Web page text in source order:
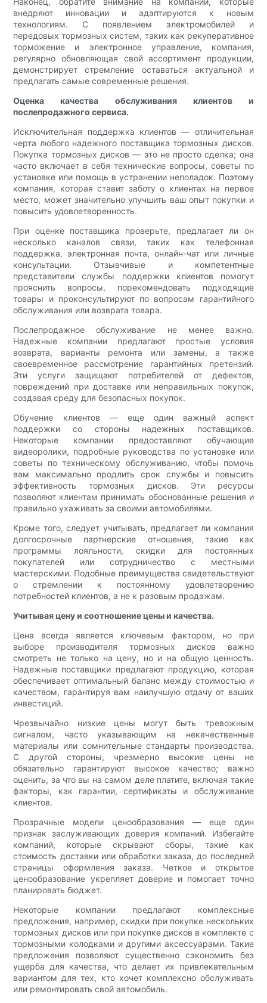
внедряют инновации и адаптируются к новым
технологиям. С появлением электромобилей и
передовых тормозных систем, таких как рекуперативное
торможение и электронное управление, компания,
регулярно обновляющая свой ассортимент продукции,
демонстрирует стремление оставаться актуальной и
предлагать самые современные решения.
Оценка качества обслуживания клиентов и
послепродажного сервиса.
Исключительная поддержка клиентов — отличительная
черта любого надежного поставщика тормозных дисков.
Покупка тормозных дисков — это не просто сделка; она
часто включает в себя технические вопросы, советы по
установке или помощь в устранении неполадок. Поэтому
компания, которая ставит заботу о клиентах на первое
место, может значительно улучшить ваш опыт покупки и
повысить удовлетворенность.
При оценке поставщика проверьте, предлагает ли он
несколько каналов связи, таких как телефонная
поддержка, электронная почта, онлайн-чат или личные
консультации. Отзывчивые и компетентные
представители службы поддержки клиентов помогут
прояснить вопросы, порекомендовать подходящие
товары и проконсультируют по вопросам гарантийного
обслуживания или возврата товара.
Послепродажное обслуживание не менее важно.
Надежные компании предлагают простые условия
возврата, варианты ремонта или замены, а также
своевременное рассмотрение гарантийных претензий.
Эти услуги защищают потребителей от дефектов,
повреждений при доставке или неправильных покупок,
создавая среду для безопасных покупок.
Обучение клиентов — еще один важный аспект
поддержки со стороны надежных поставщиков.
Некоторые компании предоставляют обучающие
видеоролики, подробные руководства по установке или
советы по техническому обслуживанию, чтобы помочь
вам максимально продлить срок службы и повысить
эффективность тормозных дисков. Эти ресурсы
позволяют клиентам принимать обоснованные решения и
правильно ухаживать за своими автомобилями.
Кроме того, следует учитывать, предлагает ли компания
долгосрочные партнерские отношения, такие как
программы лояльности, скидки для постоянных
покупателей или сотрудничество с местными
мастерскими. Подобные преимущества свидетельствуют
о стремлении к постоянному удовлетворению
потребностей клиентов, а не к разовым продажам.
Учитывая цену и соотношение цены и качества.
Цена всегда является ключевым фактором, но при
выборе производителя тормозных дисков важно
смотреть не только на цену, но и на общую ценность.
Надежные поставщики предлагают продукцию, которая
обеспечивает оптимальный баланс между стоимостью и
качеством, гарантируя вам наилучшую отдачу от ваших
инвестиций.
Чрезвычайно низкие цены могут быть тревожным
сигналом, часто указывающим на некачественные
материалы или сомнительные стандарты производства.
С другой стороны, чрезмерно высокие цены не
обязательно гарантируют высокое качество; важно
оценить, за что вы на самом деле платите, включая такие
факторы, как гарантии, сертификаты и обслуживание
клиентов.
Прозрачные модели ценообразования — еще один
признак заслуживающих доверия компаний. Избегайте
компаний, которые скрывают сборы, такие как
стоимость доставки или обработки заказа, до последней
страницы оформления заказа. Четкое и открытое
ценообразование укрепляет доверие и помогает точно
планировать бюджет.
Некоторые компании предлагают комплексные
предложения, например, скидки при покупке нескольких
тормозных дисков или при покупке дисков в комплекте с
тормозными колодками и другими аксессуарами. Такие
предложения позволяют существенно сэкономить без
ущерба для качества, что делает их привлекательным
вариантом для тех, кто хочет комплексно обслуживать
или ремонтировать свой автомобиль.